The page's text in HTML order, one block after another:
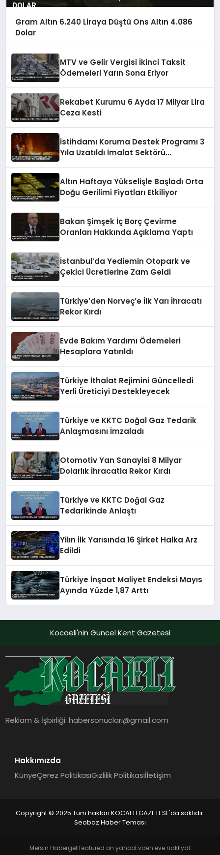
Gram Altın 6.240 Liraya Düştü Ons Altın 4.086
Dolar
MTV ve Gelir Vergisi İkinci Taksit
Ödemeleri Yarın Sona Eriyor
Rekabet Kurumu 6 Ayda 17 Milyar Lira
Ceza Kesti
İstihdamı Koruma Destek Programı 3
Yıla Uzatıldı İmalat Sektörü
Altın Haftaya Yükselişle Başladı Orta
Doğu Gerilimi Fiyatları Etkiliyor
Bakan Şimşek İç Borç Çevirme
Oranları Hakkında Açıklama Yaptı
İstanbul’da Yediemin Otopark ve
Çekici Ücretlerine Zam Geldi
Türkiye’den Norveç’e İlk Yarı İhracatı
Rekor Kırdı
Evde Bakım Yardımı Ödemeleri
Hesaplara Yatırıldı
Türkiye İthalat Rejimini Güncelledi
Yerli Üreticiyi Destekleyecek
Türkiye ve KKTC Doğal Gaz Tedarik
Anlaşmasını İmzaladı
Otomotiv Yan Sanayisi 8 Milyar
Dolarlık İhracatla Rekor Kırdı
Türkiye ve KKTC Doğal Gaz
Tedarikinde Anlaştı
Yilın İlk Yarısında 16 Şirket Halka Arz
Edildi
Türkiye İnşaat Maliyet Endeksi Mayıs
Ayında Yüzde 1,87 Arttı
Kocaeli'nin Güncel Kent Gazetesi
Reklam & İşbirliği:habersonuclari@gmail.com
Hakkımızda
KünyeÇerez PolitikasıGizlilik Politikasıİletişim
Copyright © 2025 Tüm hakları KOCAELİ GAZETESİ 'da saklıdır.
Seobaz Haber Teması
Mersin Haberget featured on yahooEvden eve nakliyat